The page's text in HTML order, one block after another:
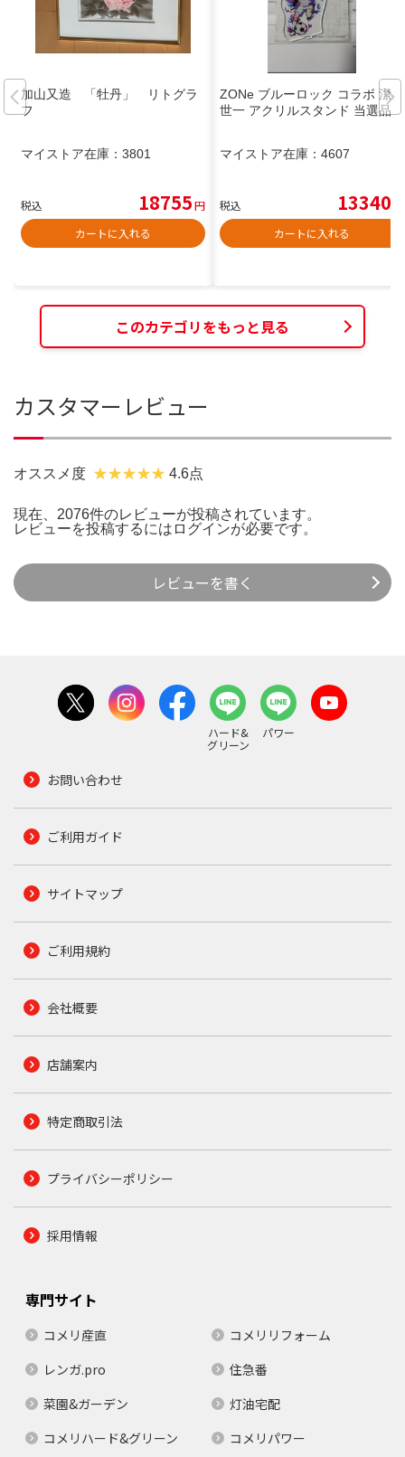
加山又造 「牡丹」 リトグラ
フ
マイストア在庫： 3801
税込 18755円
カートに入れる
ZONe ブルーロック コラボ 潔
世一 アクリルスタンド 当選品
マイストア在庫： 4607
税込 13340
カートに入れる
このカテゴリをもっと見る
カスタマーレビュー
オススメ度 4.6点
現在、2076件のレビューが投稿されています。
レビューを投稿するには ログインが必要です。
レビューを書く
ハード&
グリーン
パワー
お問い合わせ
ご利用ガイド
サイトマップ
ご利用規約
会社概要
店舗案内
特定商取引法
プライバシーポリシー
採用情報
専門サイト
コメリ産直
コメリリフォーム
レンガ.pro
住急番
菜園&ガーデン
灯油宅配
コメリハード&グリーン
コメリパワー